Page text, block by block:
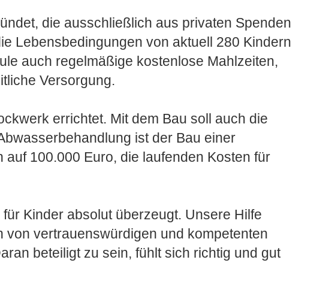
die ausschließlich aus privaten Spenden
Lebensbedingungen von aktuell 280 Kindern
auch regelmäßige kostenlose Mahlzeiten,
Versorgung.
errichtet. Mit dem Bau soll auch die
ist der Bau einer
100.000 Euro, die laufenden Kosten für
Kinder absolut überzeugt. Unsere Hilfe
vertrauenswürdigen und kompetenten
beteiligt zu sein, fühlt sich richtig und gut